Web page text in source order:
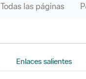
Todas las páginas
Enlaces salientes